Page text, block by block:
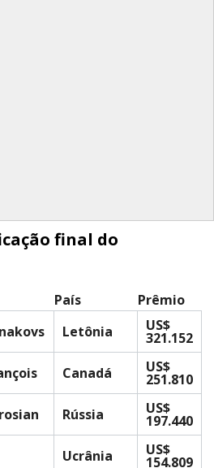
final do
País
Prêmio
Letônia US$
321.152
Canadá US$
251.810
Rússia US$
197.440
Ucrânia US$
154.809